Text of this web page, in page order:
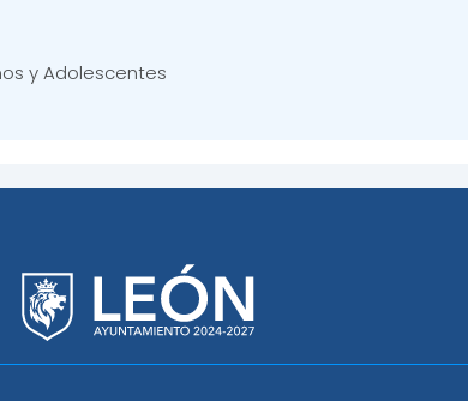
y Adolescentes